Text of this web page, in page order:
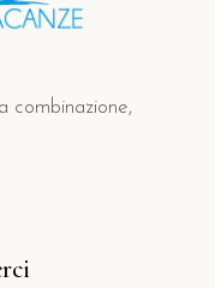
combinazione,